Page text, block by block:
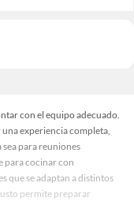
con el equipo adecuado.
experiencia completa,
para reuniones
para cocinar con
que se adaptan a distintos
permite preparar